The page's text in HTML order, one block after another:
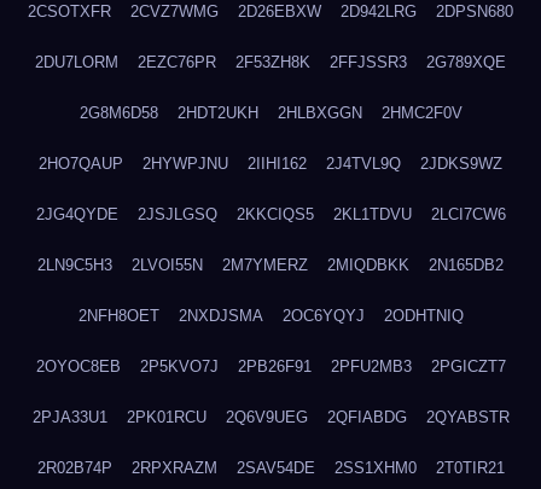
2CSOTXFR 2CVZ7WMG 2D26EBXW 2D942LRG 2DPSN680
2DU7LORM 2EZC76PR 2F53ZH8K 2FFJSSR3 2G789XQE
2G8M6D58 2HDT2UKH 2HLBXGGN 2HMC2F0V
2HO7QAUP 2HYWPJNU 2IIHI162 2J4TVL9Q 2JDKS9WZ
2JG4QYDE 2JSJLGSQ 2KKCIQS5 2KL1TDVU 2LCI7CW6
2LN9C5H3 2LVOI55N 2M7YMERZ 2MIQDBKK 2N165DB2
2NFH8OET 2NXDJSMA 2OC6YQYJ 2ODHTNIQ
2OYOC8EB 2P5KVO7J 2PB26F91 2PFU2MB3 2PGICZT7
2PJA33U1 2PK01RCU 2Q6V9UEG 2QFIABDG 2QYABSTR
2R02B74P 2RPXRAZM 2SAV54DE 2SS1XHM0 2T0TIR21